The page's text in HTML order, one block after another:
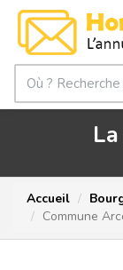
Accueil
Commune